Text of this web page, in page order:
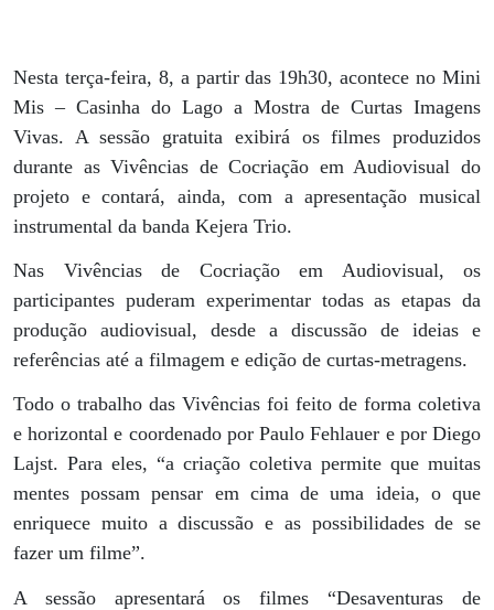
Nesta terça-feira, 8, a partir das 19h30, acontece no Mini
Mis – Casinha do Lago a Mostra de Curtas Imagens
Vivas. A sessão gratuita exibirá os filmes produzidos
durante as Vivências de Cocriação em Audiovisual do
projeto e contará, ainda, com a apresentação musical
instrumental da banda Kejera Trio.
Nas Vivências de Cocriação em Audiovisual, os
participantes puderam experimentar todas as etapas da
produção audiovisual, desde a discussão de ideias e
referências até a filmagem e edição de curtas-metragens.
Todo o trabalho das Vivências foi feito de forma coletiva
e horizontal e coordenado por Paulo Fehlauer e por Diego
Lajst. Para eles, “a criação coletiva permite que muitas
mentes possam pensar em cima de uma ideia, o que
enriquece muito a discussão e as possibilidades de se
fazer um filme”.
A sessão apresentará os filmes “Desaventuras de